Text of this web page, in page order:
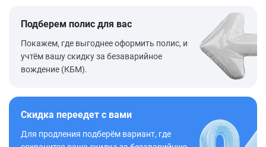
Подберем полис для вас
Покажем, где выгоднее оформить полис, и
учтём вашу скидку за безаварийное
вождение (КБМ).
Скидка переедет с вами
Для продления подберём вариант, где